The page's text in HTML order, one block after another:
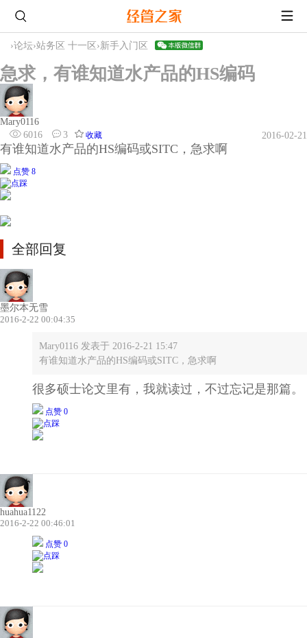
›论坛›站务区 十一区 ›新手入门区
急求，有谁知道水产品的HS编码
Mary0116
6016
3 收藏 2016-02-21
有谁知道水产品的HS编码或SITC，急求啊
点赞 8
全部回复
墨尔本无雪
2016-2-22 00:04:35
Mary0116 发表于 2016-2-21 15:47
有谁知道水产品的HS编码或SITC，急求啊
很多硕士论文里有，我就读过，不过忘记是那篇。
点赞 0
huahua1122
2016-2-22 00:46:01
点赞 0